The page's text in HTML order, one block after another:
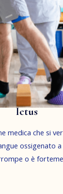
Ictus
medica che si
ossigenato a
o è